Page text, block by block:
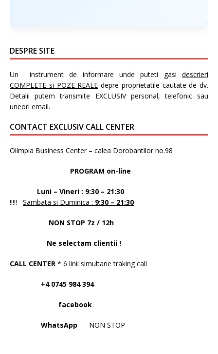
DESPRE SITE
Un instrument de informare unde puteti gasi descrieri
COMPLETE si POZE REALE depre proprietatile cautate de dv.
Detalii putem transmite EXCLUSIV personal, telefonic sau
uneori email.
CONTACT EXCLUSIV CALL CENTER
Olimpia Business Center – calea Dorobantilor no.98
PROGRAM on-line
Luni – Vineri : 9:30 – 21:30
!!!!! Sambata si Duminica : 9:30 – 21:30
NON STOP 7z / 12h
Ne selectam clientii !
CALL CENTER * 6 linii simultane traking call
+4 0745 984 394
facebook
WhatsApp NON STOP